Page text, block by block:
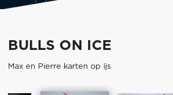
BULLS ON ICE
Max en Pierre karten op ijs